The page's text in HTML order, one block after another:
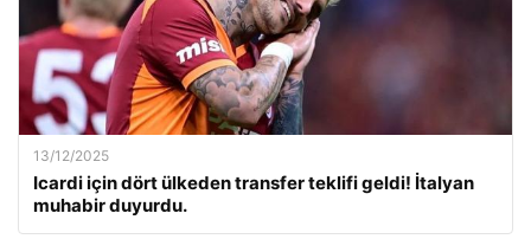
13/12/2025
Icardi için dört ülkeden transfer teklifi geldi! İtalyan
muhabir duyurdu.